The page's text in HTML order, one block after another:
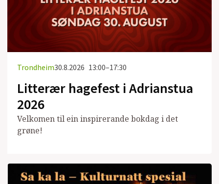
Trondheim30.8.2026 13:00–17:30
Litterær hagefest i Adrianstua
2026
Velkomen til ein inspirerande bokdag i det
grøne!